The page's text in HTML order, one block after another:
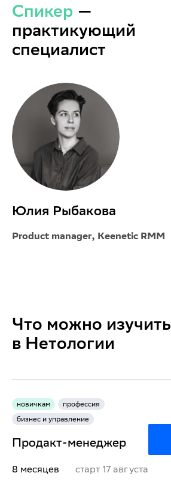
Спикер —
практикующий
специалист
Юлия Рыбакова
Product manager, Keenetic RMM
Что можно изучить
в Нетологии
новичкам
профессия
бизнес и управление
Продакт-менеджер
8 месяцев старт 17 августа